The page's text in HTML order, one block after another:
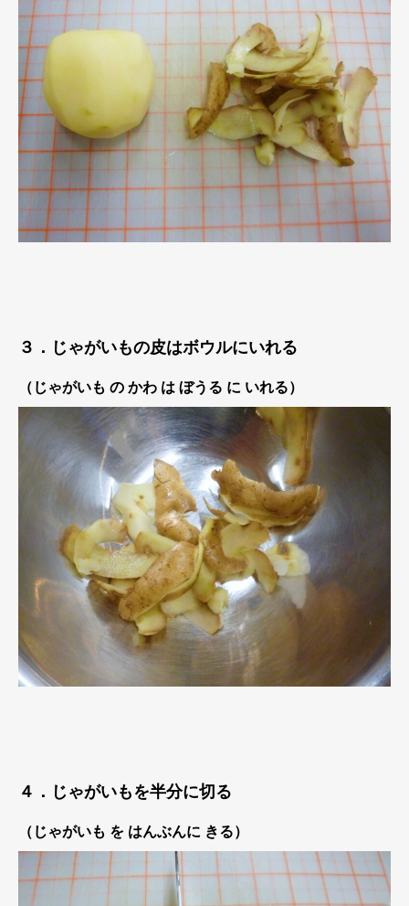
３．じゃがいもの皮はボウルにいれる
（じゃがいも の かわ は ぼうる に いれる）
４．じゃがいもを半分に切る
（じゃがいも を はんぶんに きる）